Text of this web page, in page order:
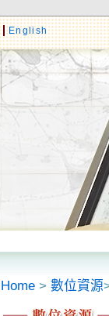
English
Home > 數位資源